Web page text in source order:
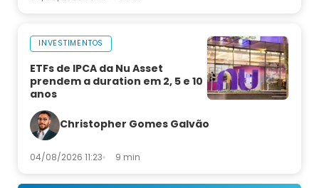
INVESTIMENTOS
ETFs de IPCA da Nu Asset
prendem a duration em 2, 5 e 10
anos
Christopher Gomes Galvão
04/08/2026 11:23 9 min